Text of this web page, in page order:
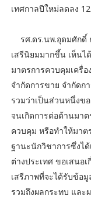
เทศกาลปีใหม่ลดลง
รศ.ดร.นพ.อุดมศักดิ์
เสรีนิยมมากขึ้น เห็นไ
มาตรการควบคุมเครื่
จำกัดการขาย จำกัดก
รวมว่าเป็นส่วนหนึ่งข
จนเกิดการต่อต้านมา
ควบคุม หรือทำให้มา
ฐานะนักวิชาการซึ่งไ
ต่างประเทศ ขอเสนอ
เสรีภาพที่จะได้รับข้อ
รวมถึงผลกระทบ และ